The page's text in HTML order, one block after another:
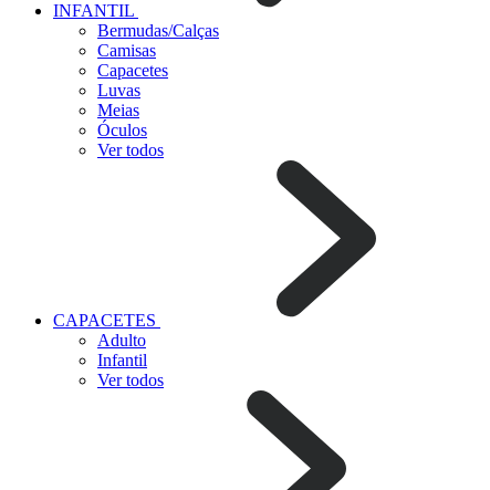
INFANTIL
Bermudas/Calças
Camisas
Capacetes
Luvas
Meias
Óculos
Ver todos
CAPACETES
Adulto
Infantil
Ver todos